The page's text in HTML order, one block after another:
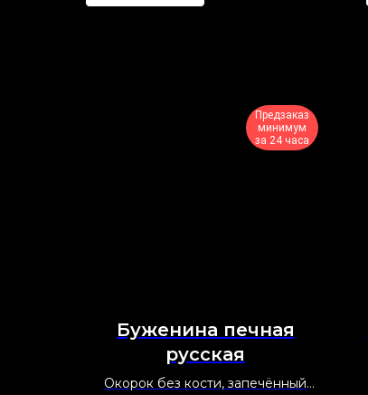
Предзаказ
минимум
за 24 часа
Буженина печная
русская
Окорок без кости, запечённый